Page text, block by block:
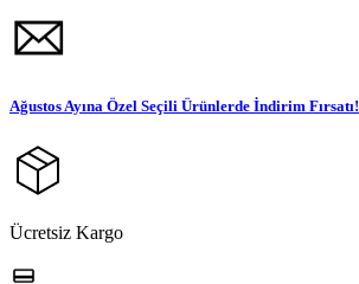
Ağustos Ayına Özel Seçili Ürünlerde İndirim Fırsatı!
Ücretsiz Kargo